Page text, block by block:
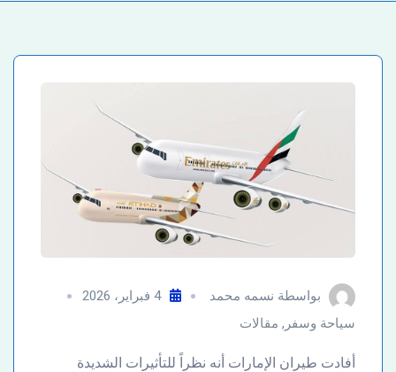
بواسطة نسمه محمد
4 فبراير، 2026
سياحة وسفر , مقالات
أفادت طيران الإمارات أنه نظراً للتأثيرات الشديدة